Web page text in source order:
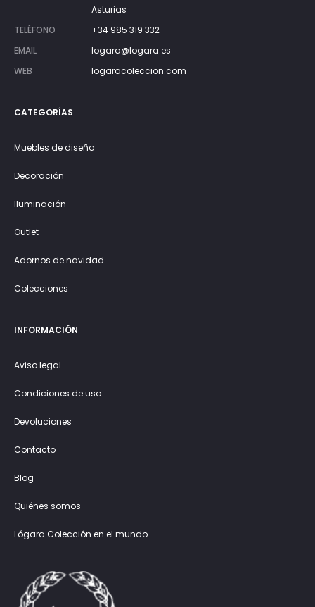
Asturias
TELÉFONO
+34 985 319 332
EMAIL
logara@logara.es
WEB
logaracoleccion.com
CATEGORÍAS
Muebles de diseño
Decoración
Iluminación
Outlet
Adornos de navidad
Colecciones
INFORMACIÓN
Aviso legal
Condiciones de uso
Devoluciones
Contacto
Blog
Quiénes somos
Lógara Colección en el mundo